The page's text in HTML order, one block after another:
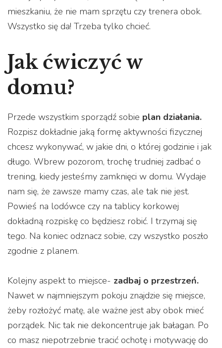
mieszkaniu, że nie mam sprzętu czy trenera obok.
Wszystko się da! Trzeba tylko chcieć.
Jak ćwiczyć w
domu?
Przede wszystkim sporządź sobie plan działania.
Rozpisz dokładnie jaką formę aktywności fizycznej
chcesz wykonywać, w jakie dni, o której godzinie i jak
długo. Wbrew pozorom, trochę trudniej zadbać o
trening, kiedy jesteśmy zamknięci w domu. Wydaje
nam się, że zawsze mamy czas, ale tak nie jest.
Powieś na lodówce czy na tablicy korkowej
dokładną rozpiskę co będziesz robić. I trzymaj się
tego. Na koniec odznacz sobie, czy wszystko poszło
zgodnie z planem.
Kolejny aspekt to miejsce- zadbaj o przestrzeń.
Nawet w najmniejszym pokoju znajdzie się miejsce,
żeby rozłożyć matę, ale ważne jest aby obok mieć
porządek. Nic tak nie dekoncentruje jak bałagan. Po
co masz niepotrzebnie tracić ochotę i motywację do